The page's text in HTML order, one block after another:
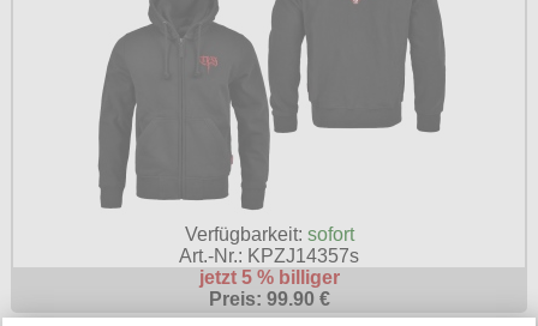
Verfügbarkeit: sofort
Art.-Nr.: KPZJ14357s
jetzt 5 % billiger
Preis: 99.90 €